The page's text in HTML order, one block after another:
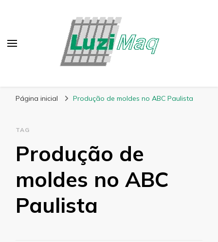
Página inicial Produção de moldes no ABC Paulista
TAG
Produção de
moldes no ABC
Paulista